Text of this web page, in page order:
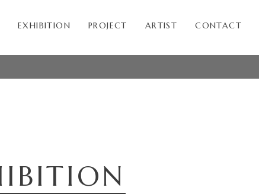
EXHIBITION PROJECT ARTIST CONTACT